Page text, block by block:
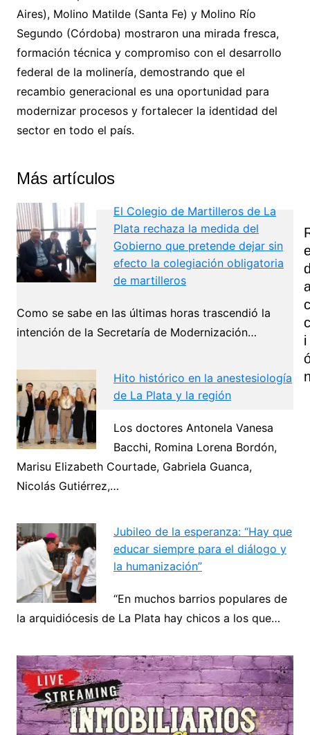
Aires), Molino Matilde (Santa Fe) y Molino Río
Segundo (Córdoba) mostraron una mirada fresca,
formación técnica y compromiso con el desarrollo
federal de la molinería, demostrando que el
recambio generacional es una oportunidad para
modernizar procesos y fortalecer la identidad del
sector en todo el país.
Más artículos
El Colegio de Martilleros de La
Plata rechaza la medida del
Gobierno que pretende dejar sin
efecto la colegiación obligatoria
de martilleros
Como se sabe en las últimas horas trascendió la
intención de la Secretaría de Modernización…
Hito histórico en la anestesiología
de La Plata y la región
Los doctores Antonela Vanesa
Bacchi, Romina Lorena Bordón,
Marisu Elizabeth Courtade, Gabriela Guanca,
Nicolás Gutiérrez,…
Jubileo de la esperanza: “Hay que
educar siempre para el diálogo y
la humanización”
“En muchos barrios populares de
la arquidiócesis de La Plata hay chicos a los que…
I
Navegación
de
entradas